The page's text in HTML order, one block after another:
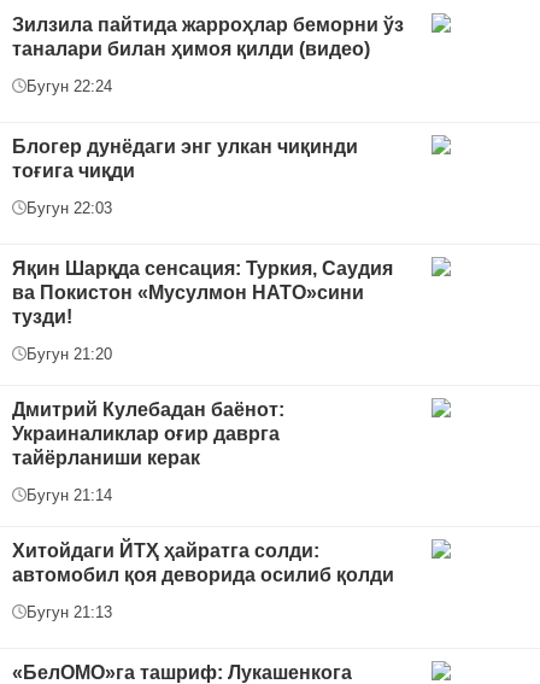
Зилзила пайтида жарроҳлар беморни ўз
таналари билан ҳимоя қилди (видео)
Бугун 22:24
Блогер дунёдаги энг улкан чиқинди
тоғига чиқди
Бугун 22:03
Яқин Шарқда сенсация: Туркия, Саудия
ва Покистон «Мусулмон НАТО»сини
тузди!
Бугун 21:20
Дмитрий Кулебадан баёнот:
Украиналиклар оғир даврга
тайёрланиши керак
Бугун 21:14
Хитойдаги ЙТҲ ҳайратга солди:
автомобил қоя деворида осилиб қолди
Бугун 21:13
«БелОМО»га ташриф: Лукашенкога